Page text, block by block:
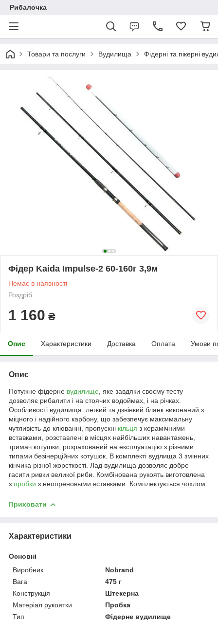
Рибалочка
Товари та послуги Вудилища Фідерні та пікерні
Фідер Kaida Impulse-2 60-160г 3,9м
Немає в наявності
Роздріб
1 160 ₴
Опис Характеристики Доставка Оплата Умови
Опис
Потужне фідерне вудилище , яке завдяки своєму тесту
дозволяє рибалити і на стоячих водоймах, і на річках.
Особливості вудилища: легкий та дзвінкий бланк виконаний з
міцного і надійного карбону, що забезпечує максимальну
чутливість до клюванні, пропускні кільця з керамічними
вставками, розставлені в місцях найбільших навантажень,
тримач котушки, розрахований на експлуатацію з різними
типами безінерційних котушок. В комплекті вудлища 3 змінних
кінчика різної жорсткості. Лад вудилища дозволяє добре
гасити ривки великої риби. Комбінована рукоять виготовлена
з пробки з неопреновыми вставками. Комплектується чохлом.
Приховати
Характеристики
Основні
Виробник
Nobrand
Вага
475 г
Конструкція
Штекерна
Матеріал рукоятки
Пробка
Тип
Фідерне вудилище